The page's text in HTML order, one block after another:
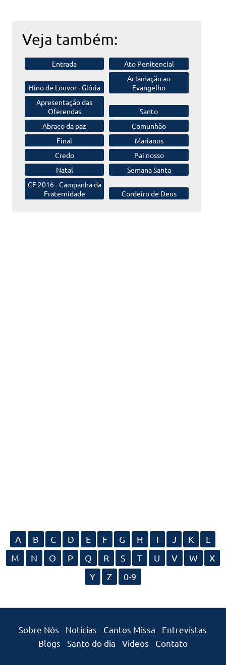
Veja também:
Entrada Ato Penitencial
Hino de Louvor -Glória
Aclamaçãoao
Evangelho
Apresentação das
Oferendas
Santo
Abraço da paz
Comunhão
Final
Marianos
Credo
Pai nosso
Natal
Semana Santa
CF 2016 -Campanha da
Fraternidade
Cordeiro de Deus
A B C D E F G H I J K
L
M
N O P Q R S T U V W
X
Y
Z 0-9
Sobre Nós Notícias Cantos Missa
Entrevistas
Blogs
Santo do dia Videos Contato